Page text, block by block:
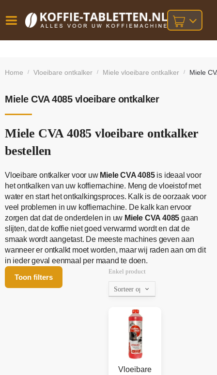
besteld,
bij orders
Home / Vloeibare ontkalker / Miele vloeibare ontkalker / Miele
Miele CVA 4085 vloeibare ontkalker
Miele CVA 4085 vloeibare ontkalker
bestellen
Vloeibare ontkalker voor uw Miele CVA 4085is ideaal voor
het ontkalken van uw koffiemachine. Meng de vloeistof met
water en start het ontkalkingsproces. Kalk is de oorzaak voor
veel problemen in uw koffiemachine. De kalk kan ervoor
zorgen dat dat de onderdelen in uw Miele CVA 4085 gaan
slijten, dat de koffie niet goed verwarmd wordt en dat de
smaak wordt aangetast. De meeste machines geven aan
wanneer er ontkalkt moet worden, maar wij raden aan om dit
in ieder geval eenmaal per maand te doen.
Toon filters
Enkel product
Vloeibare